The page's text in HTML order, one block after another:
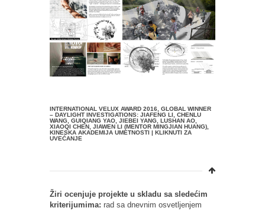
INTERNATIONAL VELUX AWARD 2016, GLOBAL WINNER
– DAYLIGHT INVESTIGATIONS: JIAFENG LI, CHENLU
WANG, GUIQIANG YAO, JIEBEI YANG, LUSHAN AO,
XIAOQI CHEN, JIAWEN LI (MENTOR MINGJIAN HUANG),
KINESKA AKADEMIJA UMETNOSTI | KLIKNUTI ZA
UVEĆANJE
Žiri ocenjuje projekte u skladu sa sledećim
kriterijumima: rad sa dnevnim osvetljenjem